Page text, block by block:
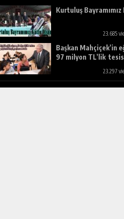
Kurtuluş
23.685
Başkan Mahçiçek’in
97 milyon TL’lik
23.297